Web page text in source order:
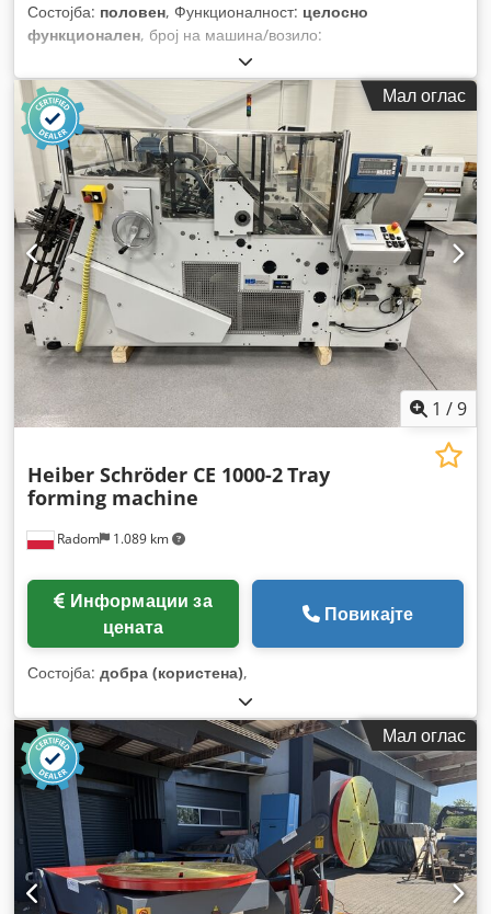
Состојба: половен, Функционалност: целосно
функционален, број на машина/возило:
, пробег:
(175,39 коњски сили), прва регистрација:11/2020, тип на
гориво: дизел, празна тежина:9.200 кг
, вкупна тежина:
18.000 кг, големина на гумата:295/60R22.5, состојба на
гумите:60 процент , конфигурација на оските:4x2, боја:
бело, кабина на возачот:дневна кабина, тип на пренос:
хидростат, суспензија:хидраулични системи, број на
седишта:2 , дозволено оптоварување на оска (оска 1):9.000
кг, дозволено оптоварување на оската (оска 2):9.000 кг,
Година на изградба: 2020, работни часови:14.990 h,
Опрема:грејач за паркирање, клима уред,
Мал оглас
1 /9
Radom 1.089 km
Heiber Schröder CE 1000-2Tray
forming machine
цената
Повикајте
Состојба: добра (користена),
Мал оглас